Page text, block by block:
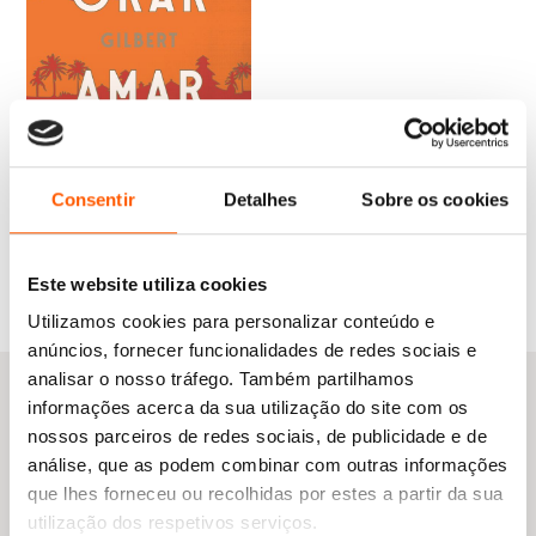
Consentir Detalhes Sobre os cookies
Este website utiliza cookies
Utilizamos cookies para personalizar conteúdo e
anúncios, fornecer funcionalidades de redes sociais e
analisar o nosso tráfego. Também partilhamos
informações acerca da sua utilização do site com os
nossos parceiros de redes sociais, de publicidade e de
análise, que as podem combinar com outras informações
que lhes forneceu ou recolhidas por estes a partir da sua
utilização dos respetivos serviços.
«Os engenhosos diálogos de Elizabeth Gilbert
brilham como diamantes no champanhe.»
The Washington Post
OprahMag.com
com uma pitada de perigo.»
USA Today
22,55€
original
22,55 €.
atual
20,30 €.
Outras sugestões